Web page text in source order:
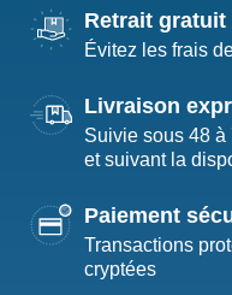
Retrait
Évitez les frais
Livraison
Suivie sous 48 à
et suivant la
Paiement
Transactions
cryptées